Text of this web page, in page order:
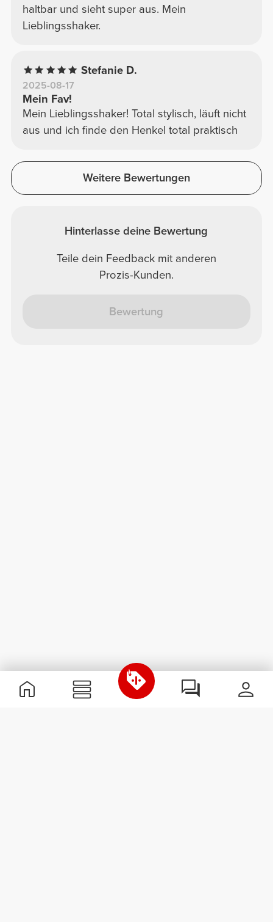
haltbar und sieht super aus. Mein
Lieblingsshaker.
Stefanie D.
2025-08-17
Mein Fav!
Mein Lieblingsshaker! Total stylisch, läuft nicht
aus und ich finde den Henkel total praktisch
Weitere Bewertungen
Hinterlasse deine Bewertung
Teile dein Feedback mit anderen
Prozis-Kunden.
Bewertung